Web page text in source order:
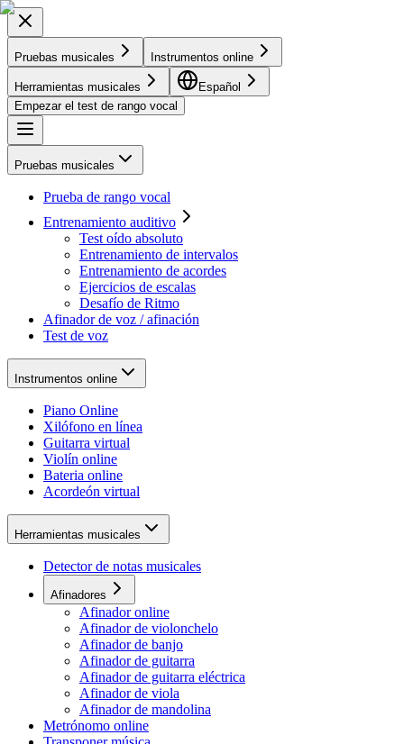
Pruebas musicales Instrumentos online
Herramientas musicales
Español
Empezar el test de rango vocal
Pruebas musicales
Prueba de rango vocal
Entrenamiento auditivo
Test oído absoluto
Entrenamiento de intervalos
Entrenamiento de acordes
Ejercicios de escalas
Desafío de Ritmo
Afinador de voz / afinación
Test de voz
Instrumentos online
Piano Online
Xilófono en línea
Guitarra virtual
Violín online
Bateria online
Acordeón virtual
Herramientas musicales
Detector de notas musicales
Afinadores
Afinador online
Afinador de violonchelo
Afinador de banjo
Afinador de guitarra
Afinador de guitarra eléctrica
Afinador de viola
Afinador de mandolina
Metrónomo online